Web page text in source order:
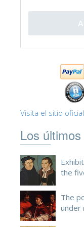
Visita el sitio
Los
the
The
under